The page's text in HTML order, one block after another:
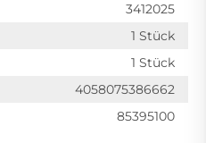
3412025
1 Stück
1 Stück
4058075386662
85395100